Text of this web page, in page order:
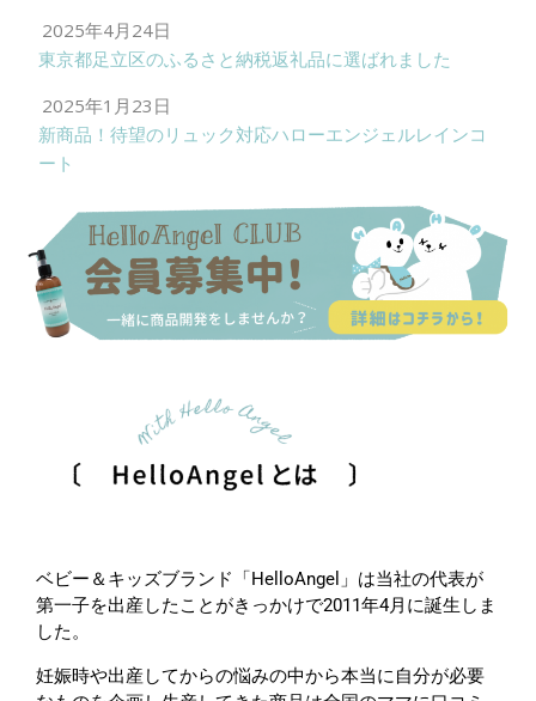
2025年4月24日
東京都足立区のふるさと納税返礼品に選ばれました
2025年1月23日
新商品！待望のリュック対応ハローエンジェルレインコ
ート
ベビー＆キッズブランド「HelloAngel」は当社の代表が
第一子を出産したことがきっかけで2011年4月に誕生しま
した。
妊娠時や出産してからの悩みの中から本当に自分が必要